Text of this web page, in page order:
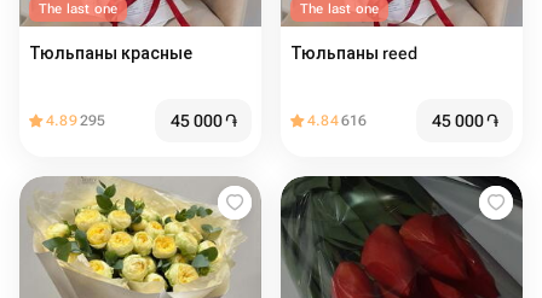
The last one
Тюльпаны красные
4.89295 45 000֏
The last one
Тюльпаны reed
4.84616 45 000֏